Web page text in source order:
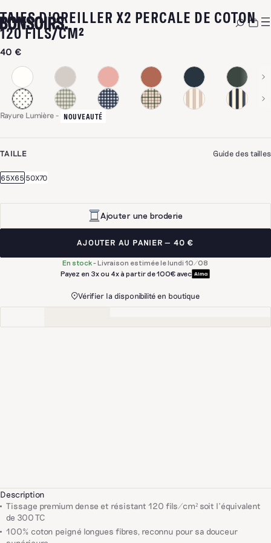
TAIES D'OREILLER X2 PERCALE DE COTON
120 FILS/CM²
40 €
Rayure Lumière- NOUVEAUTÉ
TAILLE Guide des tailles
65X65 50X70
Ajouter une broderie
AJOUTER AU PANIER 40 €
En stock-Livraison estimée le lundi 10/08
Payez en 3x ou 4x à partir de 100€ avec
Vérifier la disponibilité en boutique
Description
Tissage premium dense et résistant 120 fils/cm² soit l'équivalent
de 300 TC
100% coton peigné longues fibres, reconnu pour sa douceur